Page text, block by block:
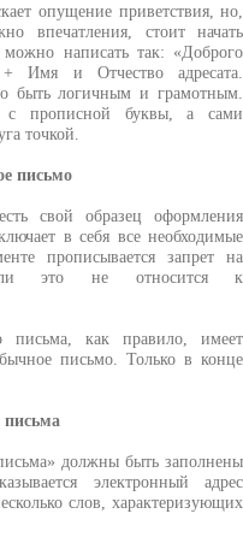
опущение приветствия, но,
впечатления, стоит начать
написать так: «Доброго
Имя и Отчество адресата.
быть логичным и грамотным.
с прописной буквы, а сами
точкой.
письмо
свой образец оформления
в себя все необходимые
прописывается запрет на
это не относится к
письма, как правило, имеет
письмо. Только в конце
письма
должны быть заполнены
электронный адрес
слов, характеризующих